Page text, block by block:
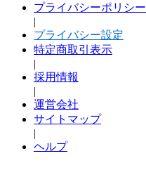
プライバシーポリシー
|
プライバシー設定
特定商取引表示
|
採用情報
|
運営会社
サイトマップ
|
ヘルプ